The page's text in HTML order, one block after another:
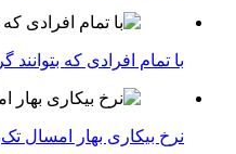
با تمام افرادی که
نرخ بیکاری بهار امسال